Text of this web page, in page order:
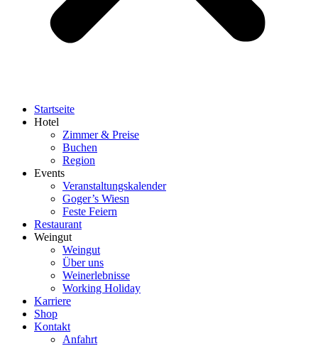
Startseite
Hotel
Zimmer & Preise
Buchen
Region
Events
Veranstaltungskalender
Goger’s Wiesn
Feste Feiern
Restaurant
Weingut
Weingut
Über uns
Weinerlebnisse
Working Holiday
Karriere
Shop
Kontakt
Anfahrt